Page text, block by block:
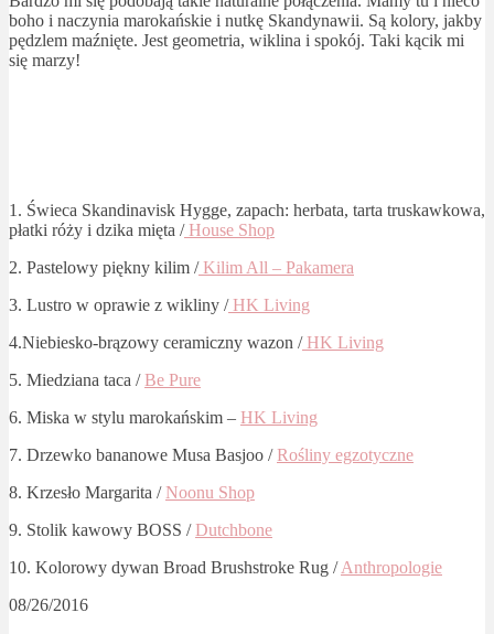
boho i naczynia marokańskie i nutkę Skandynawii. Są kolory, jakby
pędzlem maźnięte. Jest geometria, wiklina i spokój. Taki kącik mi
się marzy!
1. Świeca Skandinavisk Hygge, zapach: herbata, tarta truskawkowa,
płatki róży i dzika mięta /House Shop
2. Pastelowy piękny kilim /Kilim All – Pakamera
3. Lustro w oprawie z wikliny /HK Living
4.Niebiesko-brązowy ceramiczny wazon /HK Living
5. Miedziana taca /Be Pure
6. Miska w stylu marokańskim – HK Living
7. Drzewko bananowe Musa Basjoo /Rośliny egzotyczne
8. Krzesło Margarita /Noonu Shop
9. Stolik kawowy BOSS /Dutchbone
10. Kolorowy dywan Broad Brushstroke Rug /Anthropologie
08/26/2016